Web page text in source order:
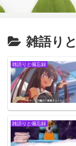
雑語り
雑語りと備忘録
雑語りと備忘録